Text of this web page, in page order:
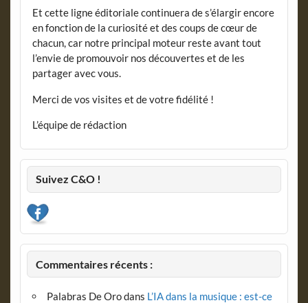
Et cette ligne éditoriale continuera de s’élargir encore
en fonction de la curiosité et des coups de cœur de
chacun, car notre principal moteur reste avant tout
l’envie de promouvoir nos découvertes et de les
partager avec vous.
Merci de vos visites et de votre fidélité !
L’équipe de rédaction
Suivez C&O !
Commentaires récents :
Palabras De Orodans L’IA dans la musique : est-ce